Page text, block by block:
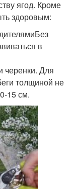
ягод. Кроме
здоровым:
в
черенки. Для
толщиной не
15 см.